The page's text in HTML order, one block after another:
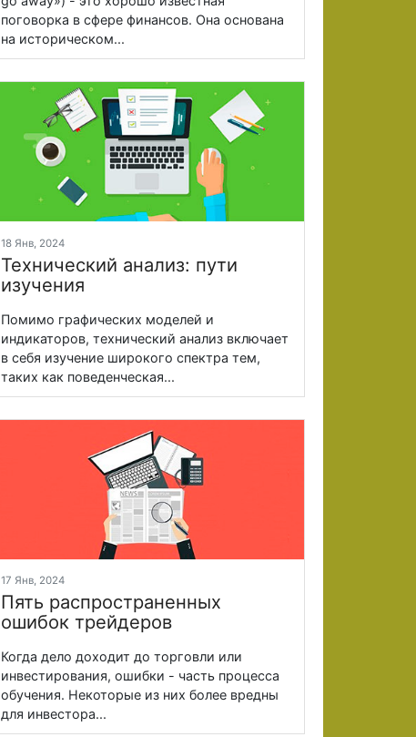
поговорка в сфере финансов. Она основана
на историческом...
18 Янв, 2024
Технический анализ: пути
изучения
Помимо графических моделей и
индикаторов, технический анализ включает
в себя изучение широкого спектра тем,
таких как поведенческая...
17 Янв, 2024
Пять распространенных
ошибок трейдеров
Когда дело доходит до торговли или
инвестирования, ошибки - часть процесса
обучения. Некоторые из них более вредны
для инвестора...